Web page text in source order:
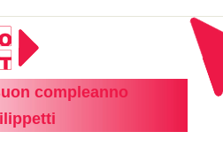
compleanno